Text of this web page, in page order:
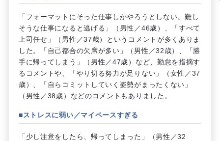
「フォーマットにそった仕事しかやろうとしない。難し
そうな仕事になると逃げる」（男性／46歳）、「すべて
上司任せ」（男性／37歳）というコメントが多くありま
した。「自己都合の欠席が多い」（男性／32歳）、「勝
手に帰ってしまう」（男性／47歳）など、勤怠を指摘す
るコメントや、「やり切る努力が足りない」（女性／37
歳）、「自らコミットしていく姿勢がまったくない」
（男性／38歳）などのコメントもありました。
■ストレスに弱い／マイペースすぎる
「少し注意をしたら、帰ってしまった」（男性／32